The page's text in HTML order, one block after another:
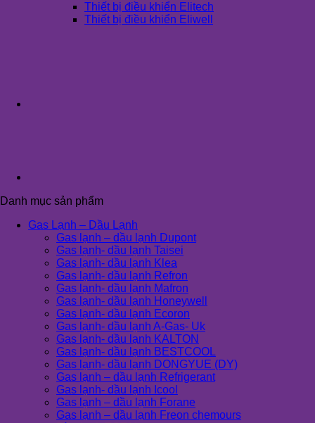
Thiết bị điều khiển Elitech
Thiết bị điều khiển Eliwell
Danh mục sản phẩm
Gas Lạnh – Dầu Lạnh
Gas lạnh – dầu lạnh Dupont
Gas lạnh- dầu lạnh Taisei
Gas lạnh- dầu lạnh Klea
Gas lạnh- dầu lạnh Refron
Gas lạnh- dầu lạnh Mafron
Gas lạnh- dầu lạnh Honeywell
Gas lạnh- dầu lạnh Ecoron
Gas lạnh- dầu lạnh A-Gas- Uk
Gas lạnh- dầu lạnh KALTON
Gas lạnh- dầu lạnh BESTCOOL
Gas lạnh- dầu lạnh DONGYUE (DY)
Gas lạnh – dầu lạnh Refrigerant
Gas lạnh- dầu lạnh Icool
Gas lạnh – dầu lạnh Forane
Gas lạnh – dầu lạnh Freon chemours